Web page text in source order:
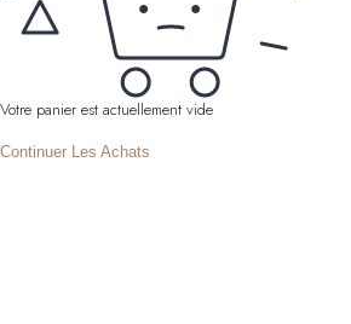
Votre panier est actuellement vide
Continuer Les Achats